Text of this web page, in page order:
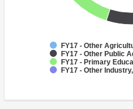
FY17 - Other
FY17 - Other Public
FY17 - Primary
FY17 - Other